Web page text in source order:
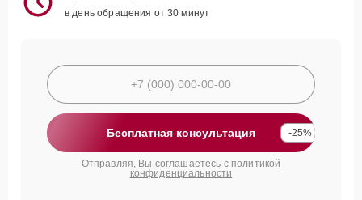
в день обращения от 30 минут
Бесплатная консультация -25%
Отправляя, Вы соглашаетесь с политикой
конфиденциальности